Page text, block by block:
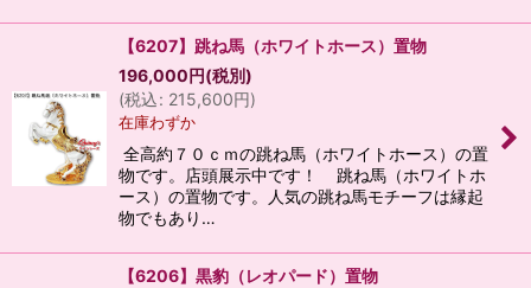
【6207】跳ね馬（ホワイトホース）置物
196,000 円(税別)
(税込: 215,600円)
在庫わずか
全高約７０ｃｍの跳ね馬（ホワイトホース）の置
物です。店頭展示中です！ 跳ね馬（ホワイトホ
ース）の置物です。人気の跳ね馬モチーフは縁起
物でもあり…
【6206】黒豹（レオパード）置物